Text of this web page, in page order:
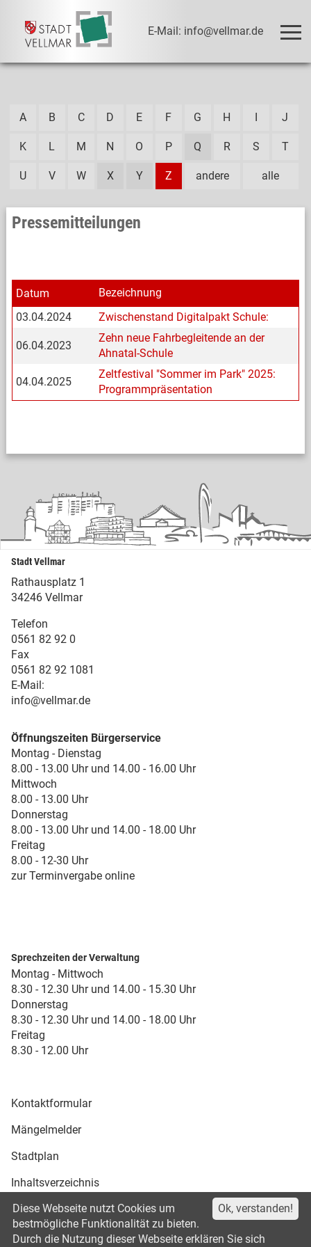
E-Mail: info@vellmar.de
alle
A B C D E F G H I J
K L M N O P Q R S T
U V W X Y Z andere
Pressemitteilungen
Datum
Bezeichnung
03.04.2024
Zwischenstand Digitalpakt Schule:
06.04.2023
Zehn neue Fahrbegleitende an der
Ahnatal-Schule
04.04.2025
Zeltfestival "Sommer im Park" 2025:
Programmpräsentation
Stadt Vellmar
Rathausplatz 1
34246 Vellmar
Telefon
0561 82 92 0
Fax
0561 82 92 1081
E-Mail:
info@vellmar.de
Öffnungszeiten Bürgerservice
Montag - Dienstag
8.00 - 13.00 Uhr und 14.00 - 16.00 Uhr
Mittwoch
8.00 - 13.00 Uhr
Donnerstag
8.00 - 13.00 Uhr und 14.00 - 18.00 Uhr
Freitag
8.00 - 12-30 Uhr
zur Terminvergabe online
Sprechzeiten der Verwaltung
Montag - Mittwoch
8.30 - 12.30 Uhr und 14.00 - 15.30 Uhr
Donnerstag
8.30 - 12.30 Uhr und 14.00 - 18.00 Uhr
Freitag
8.30 - 12.00 Uhr
Kontaktformular
Mängelmelder
Stadtplan
Inhaltsverzeichnis
Druckansicht
Ok, verstanden!
Diese Webseite nutzt Cookies um
bestmögliche Funktionalität zu bieten.
Durch die Nutzung dieser Webseite erklären Sie sich